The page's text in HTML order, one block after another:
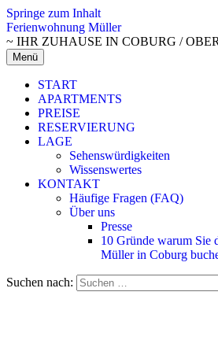
Springe zum Inhalt
Ferienwohnung Müller
~ IHR ZUHAUSE IN COBURG /
Menü
START
APARTMENTS
PREISE
RESERVIERUNG
LAGE
Sehenswürdigkeiten
Wissenswertes
KONTAKT
Häufige Fragen (FAQ)
Über uns
Presse
10 Gründe warum Sie
Müller in Coburg
Suchen nach: